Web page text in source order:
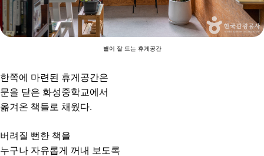
볕이 잘 드는 휴게공간
한쪽에 마련된 휴게공간은
문을 닫은 화성중학교에서
옮겨온 책들로 채웠다.
버려질 뻔한 책을
누구나 자유롭게 꺼내 보도록